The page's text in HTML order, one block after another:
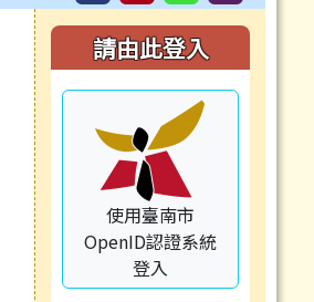
右邊區域內容
請由此登入
使用臺南市
OpenID認證系統
登入